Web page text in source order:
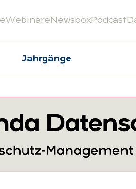
WebinareNewsboxPodcast
Jahrgänge